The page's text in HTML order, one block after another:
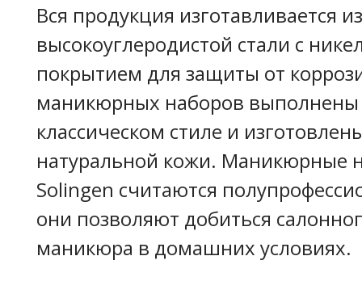
Вся продукция изготавливается из
высокоуглеродистой стали с
покрытием для защиты от
маникюрных наборов
классическом стиле и
натуральной кожи. Маникюрные
Solingen считаются
они позволяют добиться
маникюра в домашних условиях.